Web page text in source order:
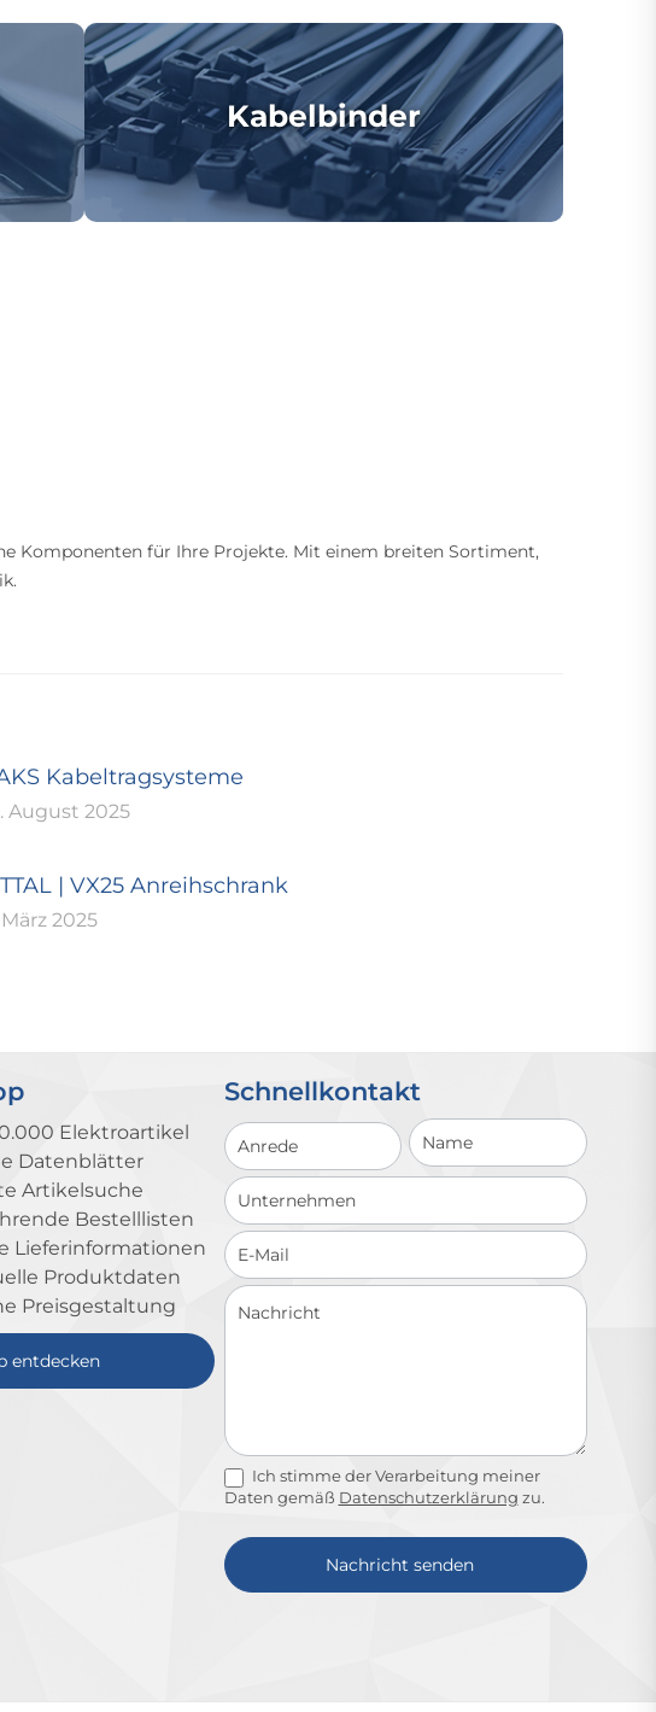
Kabelbinder
Komponenten für Ihre Projekte. Mit einem breiten Sortiment,
Kabeltragsysteme
August 2025
| VX25 Anreihschrank
März 2025
Elektroartikel
Datenblätter
Artikelsuche
Bestelllisten
Lieferinformationen
Produktdaten
Preisgestaltung
entdecken
Schnellkontakt
Schnellkontakt
Ich stimme der Verarbeitung meiner
Daten gemäß Datenschutzerklärung zu.
Nachricht senden